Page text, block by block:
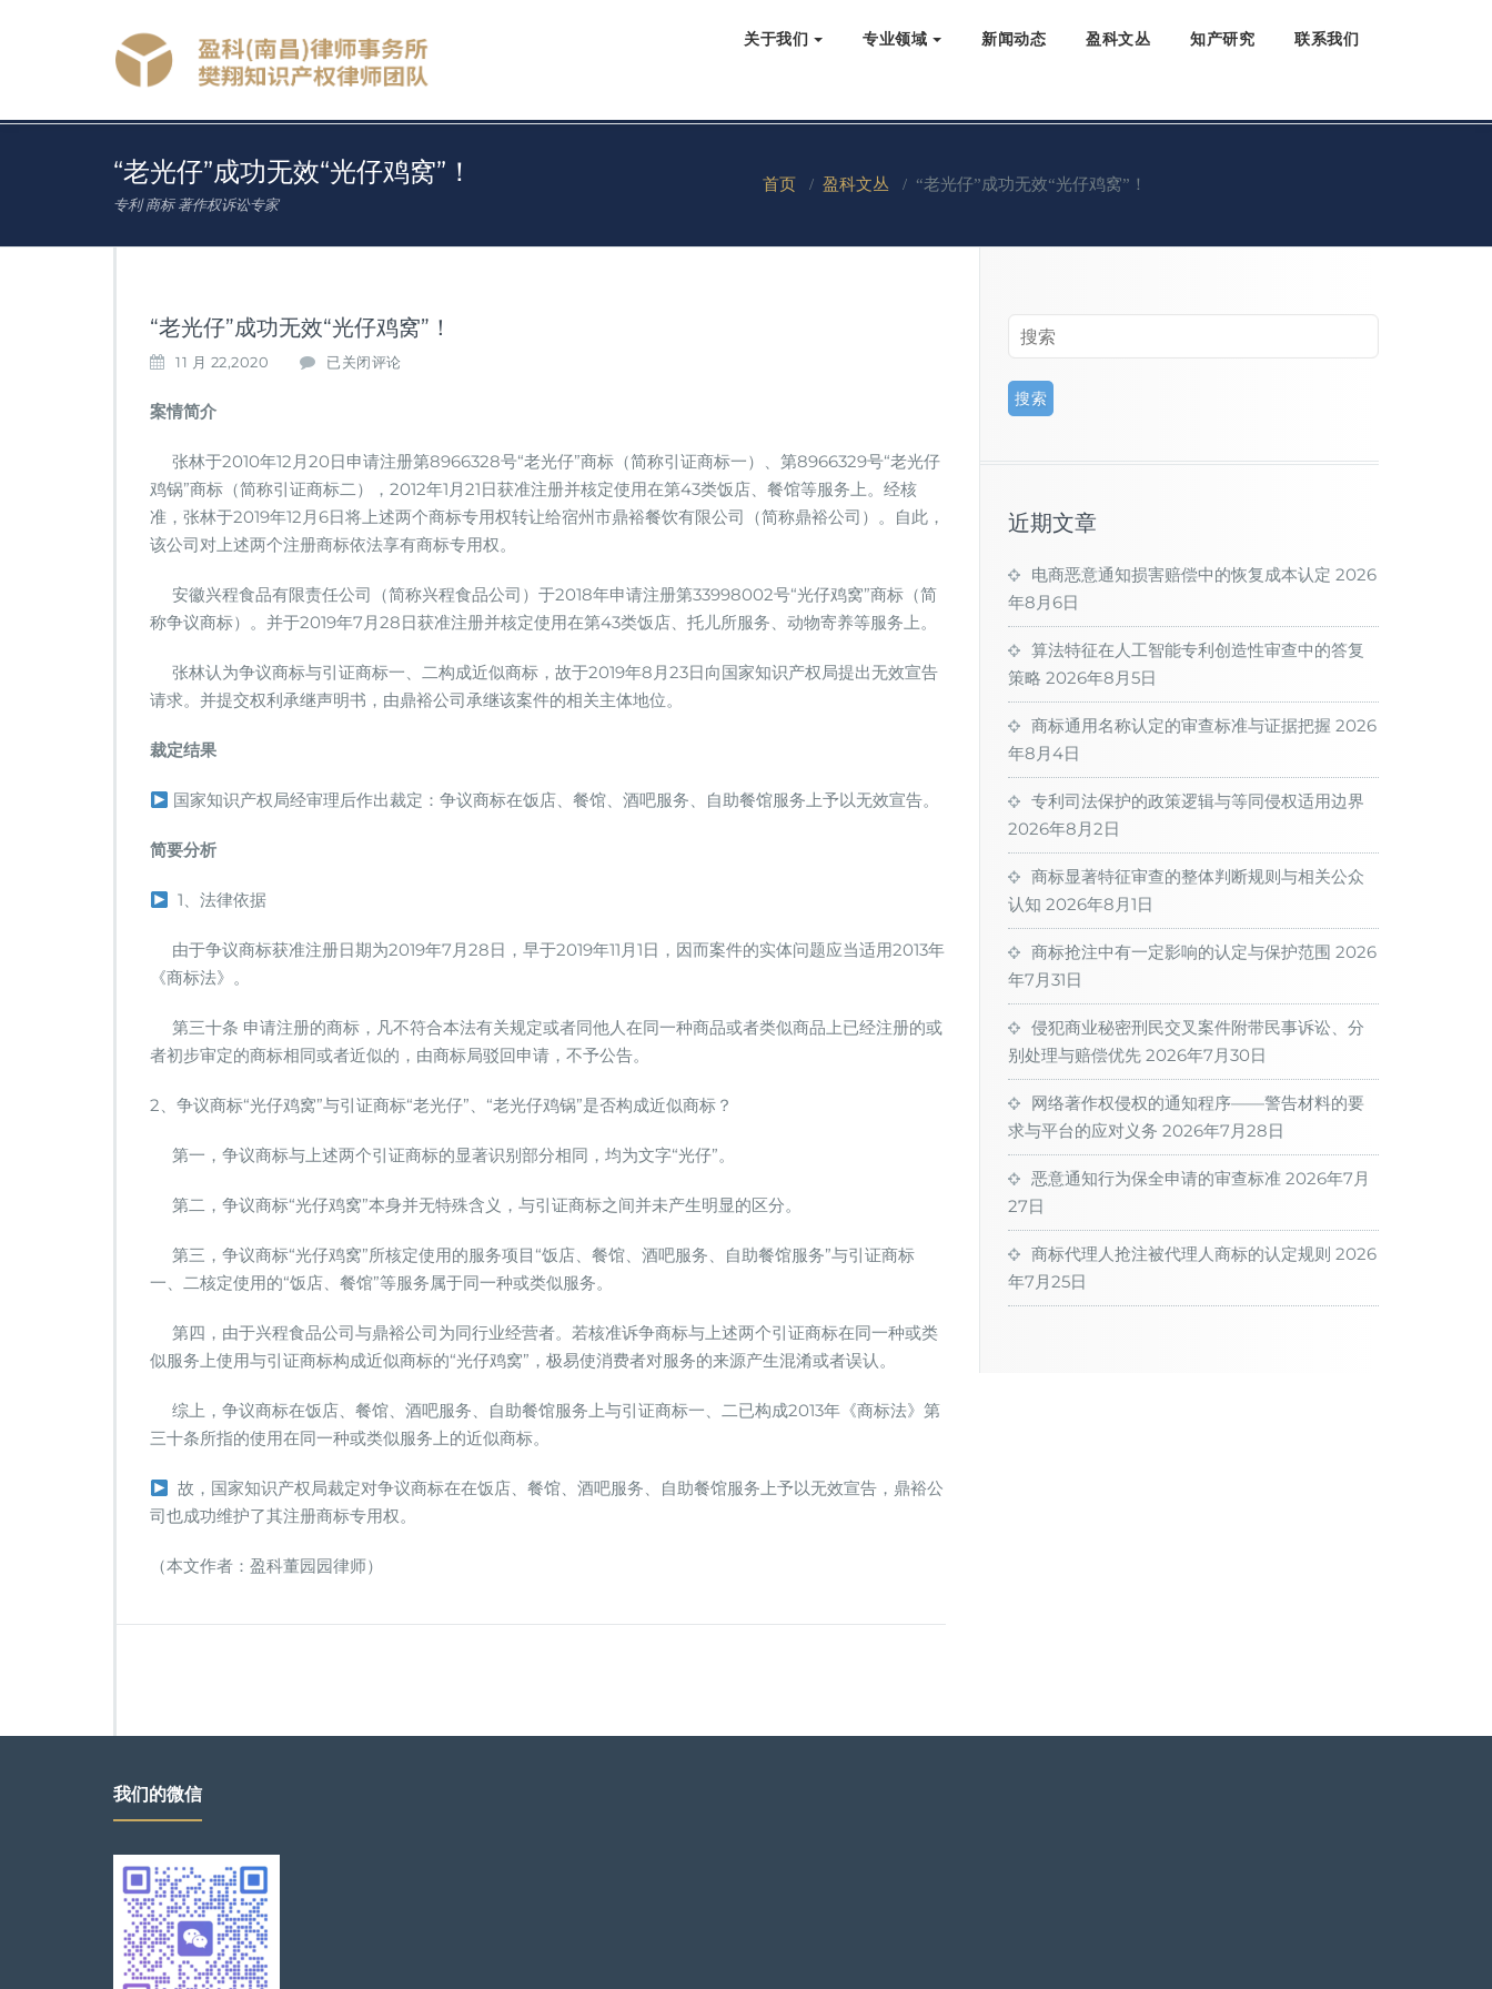
关于我们 专业领域 新闻动态 盈科文丛 知产研究 联系我们
“老光仔”成功无效“光仔鸡窝”！
专利 商标 著作权诉讼专家
首页 / 盈科文丛 / “老光仔”成功无效“光仔鸡窝”！
“老光仔”成功无效“光仔鸡窝”！
11 月 22,2020
“老
功
无
效
“光
仔
鸡
窝”！
已关闭评论
案情简介
张林于2010年12月20日申请注册第8966328号“老光仔”商标（简称引证商标一）、第8966329号“老光仔
鸡锅”商标（简称引证商标二），2012年1月21日获准注册并核定使用在第43类饭店、餐馆等服务上。经核
准，张林于2019年12月6日将上述两个商标专用权转让给宿州市鼎裕餐饮有限公司（简称鼎裕公司）。自此，
该公司对上述两个注册商标依法享有商标专用权。
安徽兴程食品有限责任公司（简称兴程食品公司）于2018年申请注册第33998002号“光仔鸡窝”商标（简
称争议商标）。并于2019年7月28日获准注册并核定使用在第43类饭店、托儿所服务、动物寄养等服务上。
张林认为争议商标与引证商标一、二构成近似商标，故于2019年8月23日向国家知识产权局提出无效宣告
请求。并提交权利承继声明书，由鼎裕公司承继该案件的相关主体地位。
裁定结果
国家知识产权局经审理后作出裁定：争议商标在饭店、餐馆、酒吧服务、自助餐馆服务上予以无效宣告。
简要分析
1、法律依据
由于争议商标获准注册日期为2019年7月28日，早于2019年11月1日，因而案件的实体问题应当适用2013年
《商标法》。
第三十条 申请注册的商标，凡不符合本法有关规定或者同他人在同一种商品或者类似商品上已经注册的或
者初步审定的商标相同或者近似的，由商标局驳回申请，不予公告。
2、争议商标“光仔鸡窝”与引证商标“老光仔”、“老光仔鸡锅”是否构成近似商标？
第一，争议商标与上述两个引证商标的显著识别部分相同，均为文字“光仔”。
第二，争议商标“光仔鸡窝”本身并无特殊含义，与引证商标之间并未产生明显的区分。
第三，争议商标“光仔鸡窝”所核定使用的服务项目“饭店、餐馆、酒吧服务、自助餐馆服务”与引证商标
一、二核定使用的“饭店、餐馆”等服务属于同一种或类似服务。
第四，由于兴程食品公司与鼎裕公司为同行业经营者。若核准诉争商标与上述两个引证商标在同一种或类
似服务上使用与引证商标构成近似商标的“光仔鸡窝”，极易使消费者对服务的来源产生混淆或者误认。
综上，争议商标在饭店、餐馆、酒吧服务、自助餐馆服务上与引证商标一、二已构成2013年《商标法》第
三十条所指的使用在同一种或类似服务上的近似商标。
故，国家知识产权局裁定对争议商标在在饭店、餐馆、酒吧服务、自助餐馆服务上予以无效宣告，鼎裕公
司也成功维护了其注册商标专用权。
（本文作者：盈科董园园律师）
近期文章
电商恶意通知损害赔偿中的恢复成本认定 2026
年8月6日
算法特征在人工智能专利创造性审查中的答复
策略 2026年8月5日
商标通用名称认定的审查标准与证据把握 2026
年8月4日
专利司法保护的政策逻辑与等同侵权适用边界
2026年8月2日
商标显著特征审查的整体判断规则与相关公众
认知 2026年8月1日
商标抢注中有一定影响的认定与保护范围 2026
年7月31日
侵犯商业秘密刑民交叉案件附带民事诉讼、分
别处理与赔偿优先 2026年7月30日
网络著作权侵权的通知程序——警告材料的要
求与平台的应对义务 2026年7月28日
恶意通知行为保全申请的审查标准 2026年7月
27日
商标代理人抢注被代理人商标的认定规则 2026
年7月25日
我们的微信